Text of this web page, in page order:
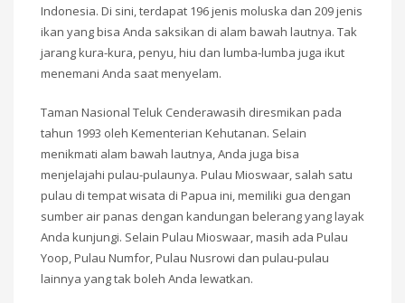
Indonesia. Di sini, terdapat 196 jenis moluska dan 209 jenis
ikan yang bisa Anda saksikan di alam bawah lautnya. Tak
jarang kura-kura, penyu, hiu dan lumba-lumba juga ikut
menemani Anda saat menyelam.
Taman Nasional Teluk Cenderawasih diresmikan pada
tahun 1993 oleh Kementerian Kehutanan. Selain
menikmati alam bawah lautnya, Anda juga bisa
menjelajahi pulau-pulaunya. Pulau Mioswaar, salah satu
pulau di tempat wisata di Papua ini, memiliki gua dengan
sumber air panas dengan kandungan belerang yang layak
Anda kunjungi. Selain Pulau Mioswaar, masih ada Pulau
Yoop, Pulau Numfor, Pulau Nusrowi dan pulau-pulau
lainnya yang tak boleh Anda lewatkan.